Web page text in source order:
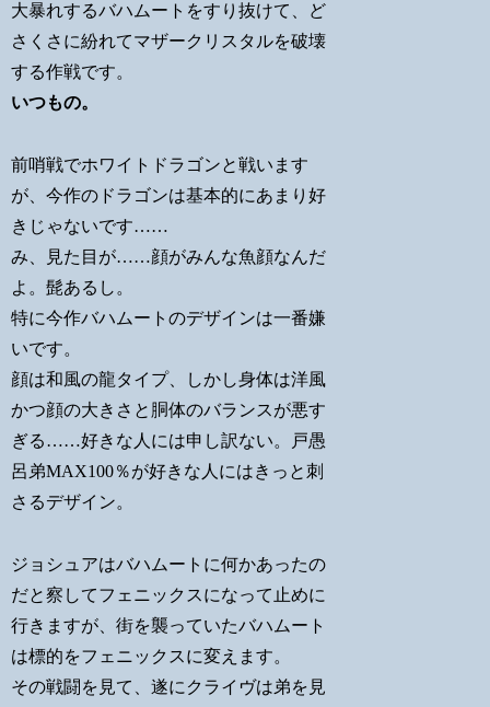
大暴れするバハムートをすり抜けて、ど
さくさに紛れてマザークリスタルを破壊
する作戦です。
いつもの。
前哨戦でホワイトドラゴンと戦います
が、今作のドラゴンは基本的にあまり好
きじゃないです……
み、見た目が……顔がみんな魚顔なんだ
よ。髭あるし。
特に今作バハムートのデザインは一番嫌
いです。
顔は和風の龍タイプ、しかし身体は洋風
かつ顔の大きさと胴体のバランスが悪す
ぎる……好きな人には申し訳ない。戸愚
呂弟MAX100％が好きな人にはきっと刺
さるデザイン。
ジョシュアはバハムートに何かあったの
だと察してフェニックスになって止めに
行きますが、街を襲っていたバハムート
は標的をフェニックスに変えます。
その戦闘を見て、遂にクライヴは弟を見